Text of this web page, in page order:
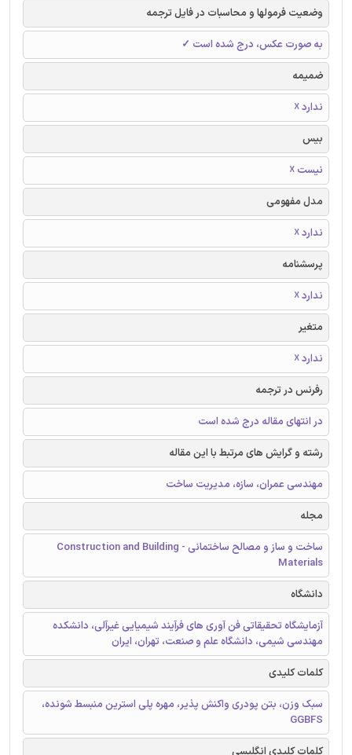
وضعیت فرمولها و محاسبات در فایل ترجمه
به صورت عکس، درج شده است ✓
ضمیمه
ندارد ☓
بیس
نیست ☓
مدل مفهومی
ندارد ☓
پرسشنامه
ندارد ☓
متغیر
ندارد ☓
رفرنس در ترجمه
در انتهای مقاله درج شده است
رشته و گرایش های مرتبط با این مقاله
مهندسی عمران، سازه، مدیریت ساخت
مجله
ساخت و ساز و مصالح ساختمانی - Construction and Building
Materials
دانشگاه
آزمایشگاه تحقیقاتی فن آوری های فرآیند شیمیایی غیرآلی، دانشکده
مهندسی شیمی، دانشگاه علم و صنعت، تهران، ایران
کلمات کلیدی
سبک وزن، بتن پودری واکنش پذیر، مهره پلی استرین منبسط شونده،
GGBFS
کلمات کلیدی انگلیسی